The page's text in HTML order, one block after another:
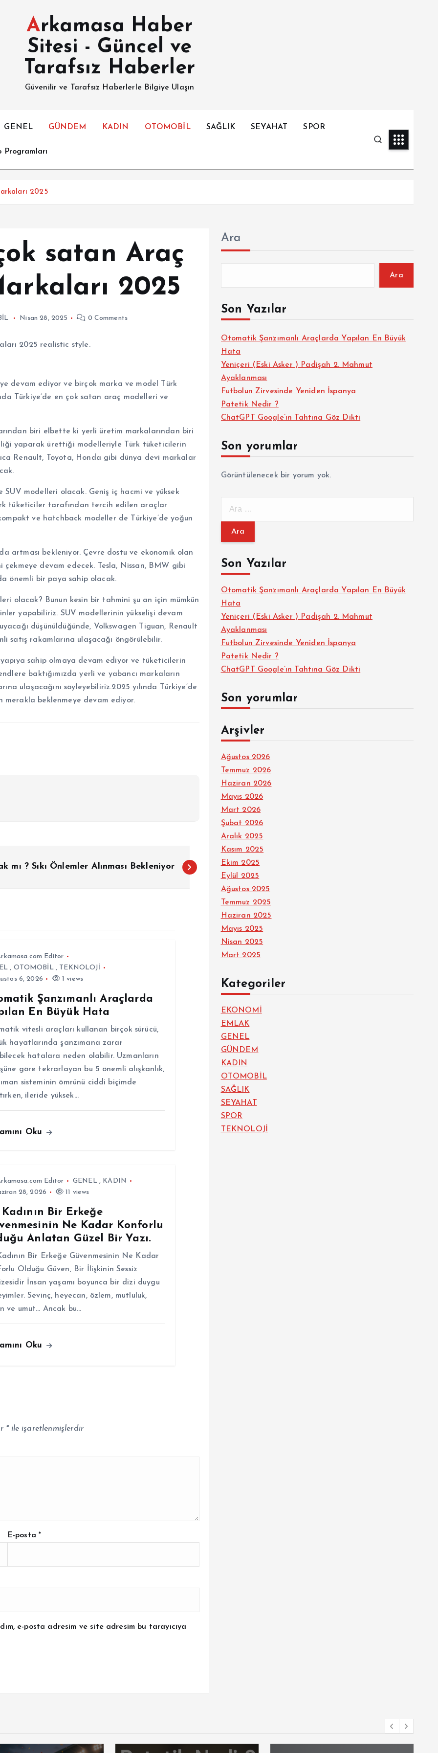
Arkamasa Haber
Sitesi - Güncel ve
Tarafsız Haberler
Güvenilir ve Tarafsız Haberlerle Bilgiye Ulaşın
GENEL GÜNDEM KADIN OTOMOBİL SAĞLIK SEYAHAT SPOR
Programları
2025
satan Araç
2025
Nisan 28, 2025 0 Comments
devam ediyor ve birçok marka ve model Türk
Türkiye’de en çok satan araç modelleri ve
biri elbette ki yerli üretim markalarından biri
yaparak ürettiği modelleriyle Türk tüketicilerin
Renault, Toyota, Honda gibi dünya devi markalar
SUV modelleri olacak. Geniş iç hacmi ve yüksek
tüketiciler tarafından tercih edilen araçlar
ve hatchback modeller de Türkiye’de yoğun
artması bekleniyor. Çevre dostu ve ekonomik olan
devam edecek. Tesla, Nissan, BMW gibi
önemli bir paya sahip olacak.
olacak? Bunun kesin bir tahmini şu an için mümkün
yapabiliriz. SUV modellerinin yükselişi devam
düşünüldüğünde, Volkswagen Tiguan, Renault
satış rakamlarına ulaşacağı öngörülebilir.
sahip olmaya devam ediyor ve tüketicilerin
baktığımızda yerli ve yabancı markaların
ulaşacağını söyleyebiliriz.2025 yılında Türkiye’de
merakla beklenmeye devam ediyor.
mı ? Sıkı Önlemler Alınması Bekleniyor
Editor
, OTOMOBİL, TEKNOLOJİ
6, 2026
1 views
Şanzımanlı Araçlarda
En Büyük Hata
vitesli araçları kullanan birçok sürücü,
hayatlarında şanzımana zarar
hatalara neden olabilir. Uzmanların
göre tekrarlayan bu 5 önemli alışkanlık,
sisteminin ömrünü ciddi biçimde
ileride yüksek…
Oku
Editor GENEL, KADIN
28, 2026
11 views
Bir Erkeğe
Ne Kadar Konforlu
Anlatan Güzel Bir Yazı.
Bir Erkeğe Güvenmesinin Ne Kadar
Olduğu Güven, Bir İlişkinin Sessiz
İnsan yaşamı boyunca bir dizi duygu
Sevinç, heyecan, özlem, mutluluk,
ve umut… Ancak bu…
Oku
*ile işaretlenmişlerdir
E-posta*
e-posta adresim ve site adresim bu tarayıcıya
Ara
Ara
Son Yazılar
Otomatik Şanzımanlı Araçlarda Yapılan En Büyük
Hata
Yeniçeri (Eski Asker ) Padişah 2. Mahmut
Ayaklanması
Futbolun Zirvesinde Yeniden İspanya
Patetik Nedir ?
ChatGPT Google’ın Tahtına Göz Dikti
Son yorumlar
Görüntülenecek bir yorum yok.
m
:Son Yazılar
Otomatik Şanzımanlı Araçlarda Yapılan En Büyük
Hata
Yeniçeri (Eski Asker ) Padişah 2. Mahmut
Ayaklanması
Futbolun Zirvesinde Yeniden İspanya
Patetik Nedir ?
ChatGPT Google’ın Tahtına Göz Dikti
Son yorumlar
Arşivler
Ağustos 2026
Temmuz 2026
Haziran 2026
Mayıs 2026
Mart 2026
Şubat 2026
Aralık 2025
Kasım 2025
Ekim 2025
Eylül 2025
Ağustos 2025
Temmuz 2025
Haziran 2025
Mayıs 2025
Nisan 2025
Mart 2025
Kategoriler
EKONOMİ
EMLAK
GENEL
GÜNDEM
KADIN
OTOMOBİL
SAĞLIK
SEYAHAT
SPOR
TEKNOLOJİ